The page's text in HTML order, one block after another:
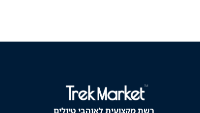
רשת מקצועית לאוהבי טיולים